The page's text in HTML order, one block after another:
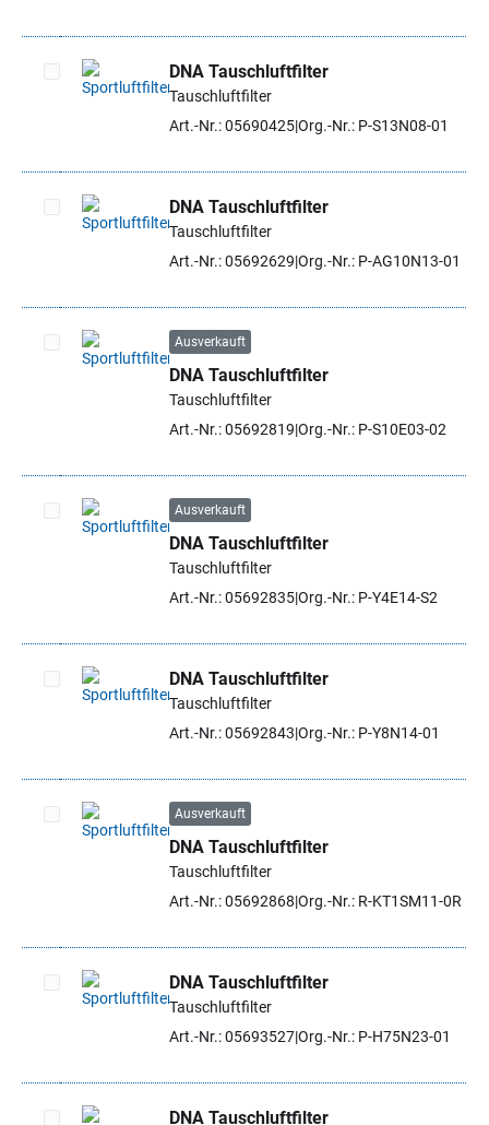
Artikel auswählen
DNA Tauschluftfilter
Tauschluftfilter
Art.-Nr.: 05690425Org.-Nr.: P-S13N08-01
Artikel auswählen
DNA Tauschluftfilter
Tauschluftfilter
Art.-Nr.: 05692629 Org.-Nr.: P-AG10N13-01
Artikel auswählen
Ausverkauft
DNA Tauschluftfilter
Tauschluftfilter
Art.-Nr.: 05692819 Org.-Nr.: P-S10E03-02
Artikel auswählen
Ausverkauft
DNA Tauschluftfilter
Tauschluftfilter
Art.-Nr.: 05692835Org.-Nr.: P-Y4E14-S2
Artikel auswählen
DNA Tauschluftfilter
Tauschluftfilter
Art.-Nr.: 05692843 Org.-Nr.: P-Y8N14-01
Artikel auswählen
Ausverkauft
DNA Tauschluftfilter
Tauschluftfilter
Art.-Nr.: 05692868 Org.-Nr.: R-KT1SM11-0R
Artikel auswählen
DNA Tauschluftfilter
Tauschluftfilter
Art.-Nr.: 05693527Org.-Nr.: P-H75N23-01
DNA Tauschluftfilter